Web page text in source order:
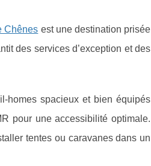
Chênes est une destination prisée
des services d’exception et des
homes spacieux et bien équipés
pour une accessibilité optimale.
tentes ou caravanes dans un